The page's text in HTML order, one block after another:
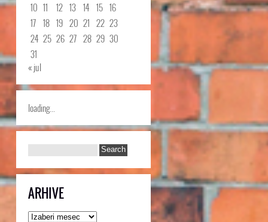
10 11 12 13 14 15 16
17 18 19 20 21 22 23
24 25 26 27 28 29 30
31
« jul
loading...
ARHIVE
Arhive